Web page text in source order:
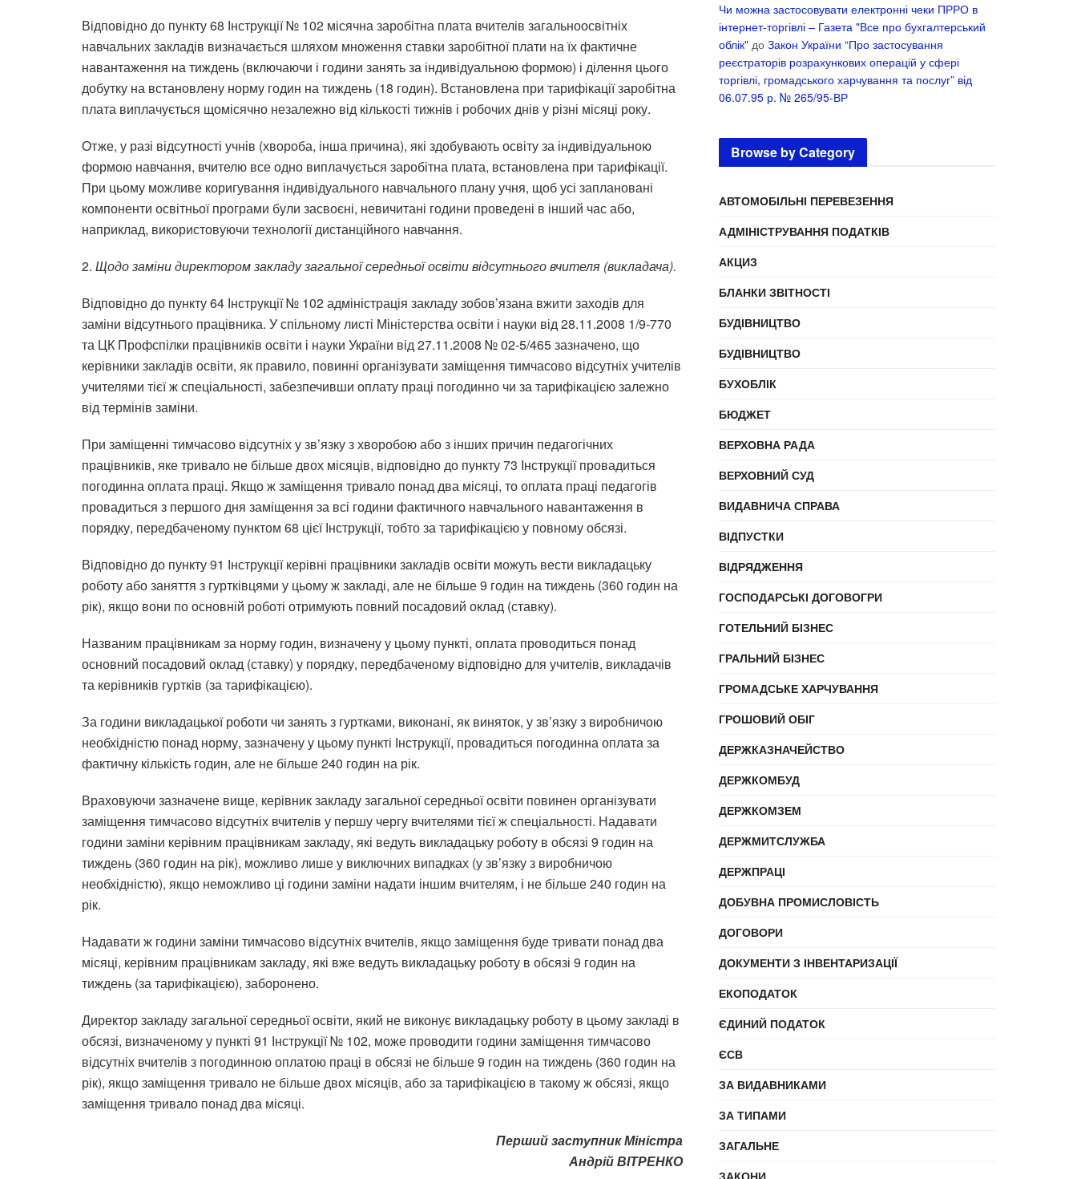
Відповідно до пункту 68 Інструкції № 102 місячна заробітна плата вчителів загальноосвітніх
навчальних закладів визначається шляхом множення ставки заробітної плати на їх фактичне
навантаження на тиждень (включаючи і години занять за індивідуальною формою) і ділення цього
добутку на встановлену норму годин на тиждень (18 годин). Встановлена при тарифікації заробітна
плата виплачується щомісячно незалежно від кількості тижнів і робочих днів у різні місяці року.
Отже, у разі відсутності учнів (хвороба, інша причина), які здобувають освіту за індивідуальною
формою навчання, вчителю все одно виплачується заробітна плата, встановлена при тарифікації.
При цьому можливе коригування індивідуального навчального плану учня, щоб усі заплановані
компоненти освітньої програми були засвоєні, невичитані години проведені в інший час або,
наприклад, використовуючи технології дистанційного навчання.
2. Щодо заміни директором закладу загальної середньої освіти відсутнього вчителя (викладача).
Відповідно до пункту 64 Інструкції № 102 адміністрація закладу зобов’язана вжити заходів для
заміни відсутнього працівника. У спільному листі Міністерства освіти і науки від 28.11.2008 1/9-770
та ЦК Профспілки працівників освіти і науки України від 27.11.2008 № 02-5/465 зазначено, що
керівники закладів освіти, як правило, повинні організувати заміщення тимчасово відсутніх учителів
учителями тієї ж спеціальності, забезпечивши оплату праці погодинно чи за тарифікацією залежно
від термінів заміни.
При заміщенні тимчасово відсутніх у зв’язку з хворобою або з інших причин педагогічних
працівників, яке тривало не більше двох місяців, відповідно до пункту 73 Інструкції провадиться
погодинна оплата праці. Якщо ж заміщення тривало понад два місяці, то оплата праці педагогів
провадиться з першого дня заміщення за всі години фактичного навчального навантаження в
порядку, передбаченому пунктом 68 цієї Інструкції, тобто за тарифікацією у повному обсязі.
Відповідно до пункту 91 Інструкції керівні працівники закладів освіти можуть вести викладацьку
роботу або заняття з гуртківцями у цьому ж закладі, але не більше 9 годин на тиждень (360 годин на
рік), якщо вони по основній роботі отримують повний посадовий оклад (ставку).
Названим працівникам за норму годин, визначену у цьому пункті, оплата проводиться понад
основний посадовий оклад (ставку) у порядку, передбаченому відповідно для учителів, викладачів
та керівників гуртків (за тарифікацією).
За години викладацької роботи чи занять з гуртками, виконані, як виняток, у зв’язку з виробничою
необхідністю понад норму, зазначену у цьому пункті Інструкції, провадиться погодинна оплата за
фактичну кількість годин, але не більше 240 годин на рік.
Враховуючи зазначене вище, керівник закладу загальної середньої освіти повинен організувати
заміщення тимчасово відсутніх вчителів у першу чергу вчителями тієї ж спеціальності. Надавати
години заміни керівним працівникам закладу, які ведуть викладацьку роботу в обсязі 9 годин на
тиждень (360 годин на рік), можливо лише у виключних випадках (у зв’язку з виробничою
необхідністю), якщо неможливо ці години заміни надати іншим вчителям, і не більше 240 годин на
рік.
Надавати ж години заміни тимчасово відсутніх вчителів, якщо заміщення буде тривати понад два
місяці, керівним працівникам закладу, які вже ведуть викладацьку роботу в обсязі 9 годин на
тиждень (за тарифікацією), заборонено.
Директор закладу загальної середньої освіти, який не виконує викладацьку роботу в цьому закладі в
обсязі, визначеному у пункті 91 Інструкції № 102, може проводити години заміщення тимчасово
відсутніх вчителів з погодинною оплатою праці в обсязі не більше 9 годин на тиждень (360 годин на
рік), якщо заміщення тривало не більше двох місяців, або за тарифікацією в такому ж обсязі, якщо
заміщення тривало понад два місяці.
Перший заступник Міністра
Андрій ВІТРЕНКО
Чи можна застосовувати електронні чеки ПРРО в
інтернет-торгівлі – Газета "Все про бухгалтерський
облік" до Закон України “Про застосування
реєстраторів розрахункових операцій у сфері
торгівлі, громадського харчування та послуг” від
06.07.95 р. № 265/95-ВР
Browse by Category
АВТОМОБІЛЬНІ ПЕРЕВЕЗЕННЯ
АДМІНІСТРУВАННЯ ПОДАТКІВ
АКЦИЗ
БЛАНКИ ЗВІТНОСТІ
БУДІВНИЦТВО
БУДІВНИЦТВО
БУХОБЛІК
БЮДЖЕТ
ВЕРХОВНА РАДА
ВЕРХОВНИЙ СУД
ВИДАВНИЧА СПРАВА
ВІДПУСТКИ
ВІДРЯДЖЕННЯ
ГОСПОДАРСЬКІ ДОГОВОГРИ
ГОТЕЛЬНИЙ БІЗНЕС
ГРАЛЬНИЙ БІЗНЕС
ГРОМАДСЬКЕ ХАРЧУВАННЯ
ГРОШОВИЙ ОБІГ
ДЕРЖКАЗНАЧЕЙСТВО
ДЕРЖКОМБУД
ДЕРЖКОМЗЕМ
ДЕРЖМИТСЛУЖБА
ДЕРЖПРАЦІ
ДОБУВНА ПРОМИСЛОВІСТЬ
ДОГОВОРИ
ДОКУМЕНТИ З ІНВЕНТАРИЗАЦІЇ
ЕКОПОДАТОК
ЄДИНИЙ ПОДАТОК
ЄСВ
ЗА ВИДАВНИКАМИ
ЗА ТИПАМИ
ЗАГАЛЬНЕ
ЗАКОНИ